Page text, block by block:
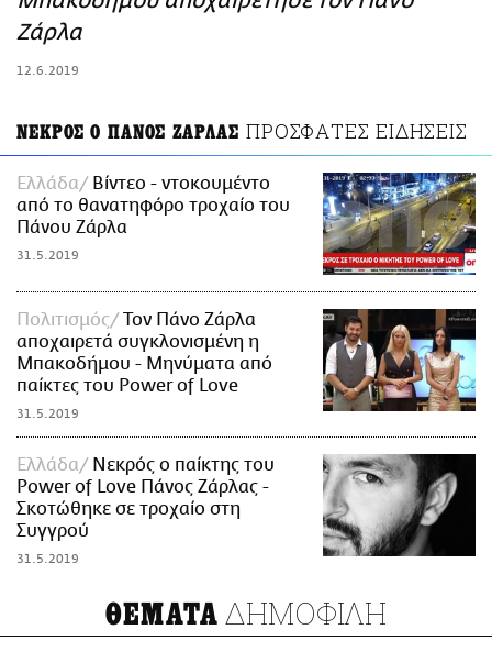
ΑΜΠΑ
Ζάρλα
12.6.2019
ΝΕΚΡΟΣ Ο ΠΑΝΟΣ ΖΑΡΛΑΣ ΠΡΟΣΦΑΤΕΣ ΕΙΔΗΣΕΙΣ
Ελλάδα
Βίντεο - ντοκουμέντο
από το θανατηφόρο τροχαίο του
Πάνου Ζάρλα
31.5.2019
Πολιτισμός
Τον Πάνο Ζάρλα
αποχαιρετά συγκλονισμένη η
Μπακοδήμου - Μηνύματα από
παίκτες του Power of Love
31.5.2019
Ελλάδα
Νεκρός ο παίκτης του
Power of Love Πάνος Ζάρλας -
Σκοτώθηκε σε τροχαίο στη
Συγγρού
31.5.2019
ΘΕΜΑΤΑ ΔΗΜΟΦΙΛΗ